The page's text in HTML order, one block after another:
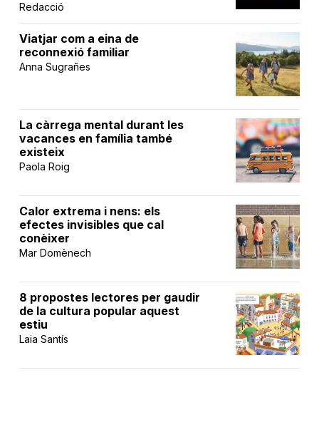
Redacció
Viatjar com a eina de
reconnexió familiar
Anna Sugrañes
La càrrega mental durant les
vacances en família també
existeix
Paola Roig
Calor extrema i nens: els
efectes invisibles que cal
conèixer
Mar Domènech
8 propostes lectores per gaudir
de la cultura popular aquest
estiu
Laia Santís